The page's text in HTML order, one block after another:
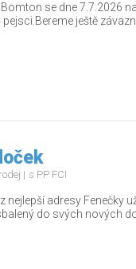
se dne 7.7.2026
ještě
s PP FCI
nejlepší adresy Fenečky
do svých nových